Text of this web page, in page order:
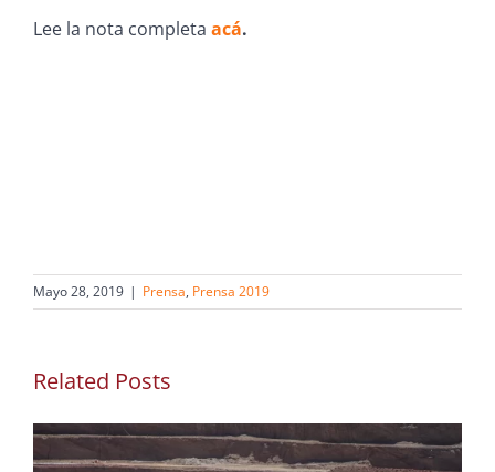
Lee la nota completa acá.
Mayo 28, 2019 | Prensa, Prensa 2019
Related Posts